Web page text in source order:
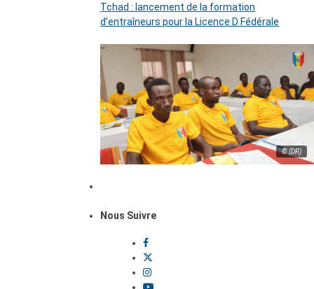
Tchad : lancement de la formation
d’entraîneurs pour la Licence D Fédérale
© (DR)
Nous Suivre